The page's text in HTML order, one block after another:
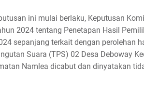
ini mulai berlaku, Keputusan
2024 tentang Penetapan Hasil
sepanjang terkait dengan perolehan
Suara (TPS) 02 Desa Deboway
Namlea dicabut dan dinyatakan